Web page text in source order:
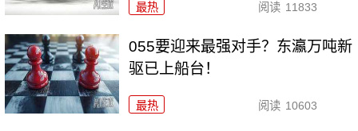
最热 阅读 11833
055要迎来最强对手？东瀛万吨新
驱已上船台！
最热 阅读 10603